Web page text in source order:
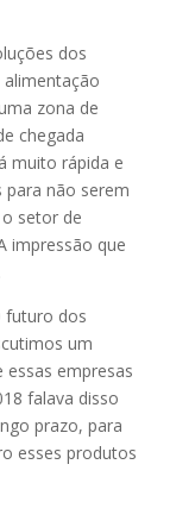
dos
zona de
chegada
muito rápida e
não serem
setor de
impressão que
futuro dos
um
empresas
falava disso
prazo, para
esses produtos